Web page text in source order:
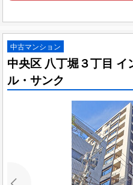
中古マンション
中央区 八丁堀３丁目 イ
ル・サンク